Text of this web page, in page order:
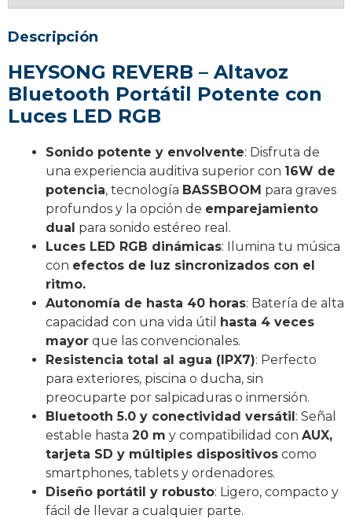
Descripción
HEYSONG REVERB – Altavoz
Bluetooth Portátil Potente con
Luces LED RGB
Sonido potente y envolvente: Disfruta de
una experiencia auditiva superior con 16W de
potencia, tecnología BASSBOOM para graves
profundos y la opción de emparejamiento
dual para sonido estéreo real.
Luces LED RGB dinámicas: Ilumina tu música
con efectos de luz sincronizados con el
ritmo.
Autonomía de hasta 40 horas: Batería de alta
capacidad con una vida útil hasta 4 veces
mayor que las convencionales.
Resistencia total al agua (IPX7): Perfecto
para exteriores, piscina o ducha, sin
preocuparte por salpicaduras o inmersión.
Bluetooth 5.0 y conectividad versátil: Señal
estable hasta 20 m y compatibilidad con AUX,
tarjeta SD y múltiples dispositivos como
smartphones, tablets y ordenadores.
Diseño portátil y robusto: Ligero, compacto y
fácil de llevar a cualquier parte.